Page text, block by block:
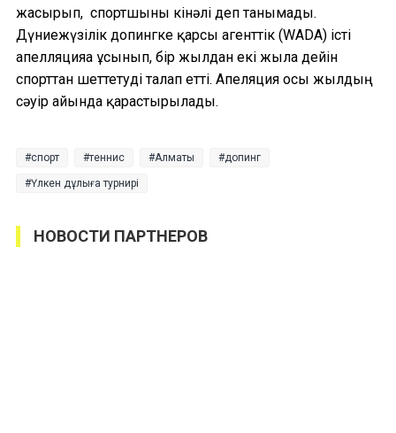
жасырып, спортшыны кінәлі деп танымады.
Дүниежүзілік допингке қарсы агенттік (WADA) істі
апелляцияға ұсынып, бір жылдан екі жылға дейін
спорттан шеттетуді талап етті. Апеляция осы жылдың
сәуір айында қарастырылады.
спорт теннис Алматы допинг
Үлкен дұлыға турнирі
НОВОСТИ ПАРТНЕРОВ